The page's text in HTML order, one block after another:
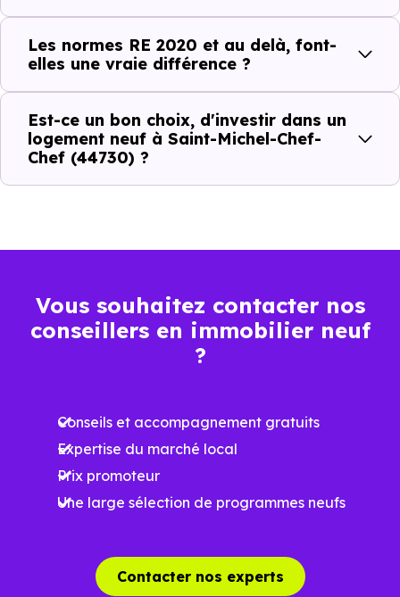
BBC, RT2012, RE2020
Isolations thermiques
et phoniques
Économies
luminosité
…
Performances
réduit
Les normes RE 2020 et au delà, font-
elles une vraie différence ?
Est-ce un bon choix, d'investir dans un
logement neuf à Saint-Michel-Chef-
Chef (44730) ?
Vous souhaitez contacter nos
conseillers en immobilier neuf
?
Conseils et accompagnement gratuits
Expertise du marché local
Prix promoteur
Une large sélection de programmes neufs
Contacter nos experts